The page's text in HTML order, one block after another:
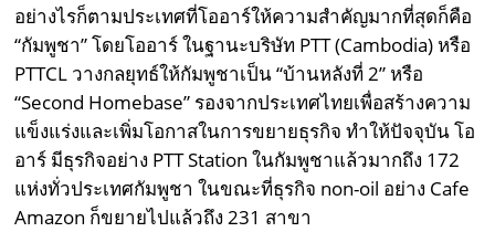
อย่างไรก็ตามประเทศที่โออาร์ให้ความสำคัญมากที่สุดก็คือ
“กัมพูชา” โดยโออาร์ ในฐานะบริษัท PTT (Cambodia) หรือ
PTTCL วางกลยุทธ์ให้กัมพูชาเป็น “บ้านหลังที่ 2” หรือ
“Second Homebase” รองจากประเทศไทยเพื่อสร้างความ
แข็งแร่งและเพิ่มโอกาสในการขยายธุรกิจ ทำให้ปัจจุบัน โอ
อาร์ มีธุรกิจอย่าง PTT Station ในกัมพูชาแล้วมากถึง 172
แห่งทั่วประเทศกัมพูชา ในขณะที่ธุรกิจ non-oil อย่าง Cafe
Amazon ก็ขยายไปแล้วถึง 231 สาขา